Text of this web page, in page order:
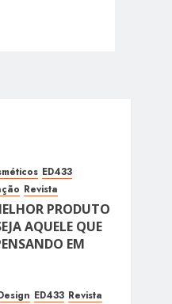
ED433
Revista
PRODUTO
AQUELE QUE
EM
ED433 Revista